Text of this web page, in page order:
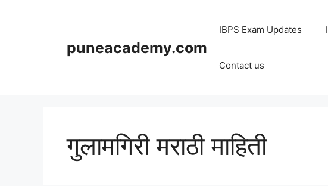
puneacademy.com
IBPS Exam Updates
Contact us
गुलामगिरी मराठी माहिती